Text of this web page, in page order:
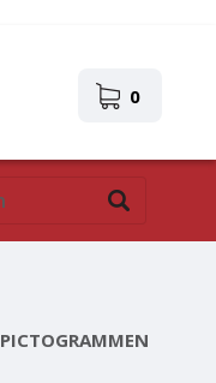
0
PICTOGRAMMEN